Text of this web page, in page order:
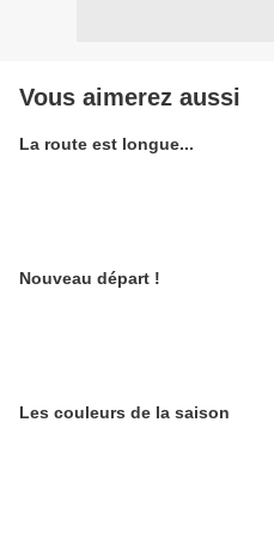
Vous aimerez aussi
La route est longue...
Nouveau départ !
Les couleurs de la saison